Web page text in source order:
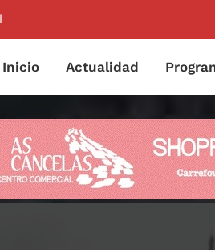
Inicio Actualidad